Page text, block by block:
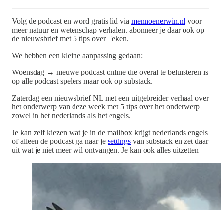
Volg de podcast en word gratis lid via mennoenerwin.nl voor
meer natuur en wetenschap verhalen. abonneer je daar ook op
de nieuwsbrief met 5 tips over Teken.
We hebben een kleine aanpassing gedaan:
Woensdag → nieuwe podcast online die overal te beluisteren is
op alle podcast spelers maar ook op substack.
Zaterdag een nieuwsbrief NL met een uitgebreider verhaal over
het onderwerp van deze week met 5 tips over het onderwerp
zowel in het nederlands als het engels.
Je kan zelf kiezen wat je in de mailbox krijgt nederlands engels
of alleen de podcast ga naar je settings van substack en zet daar
uit wat je niet meer wil ontvangen. Je kan ook alles uitzetten